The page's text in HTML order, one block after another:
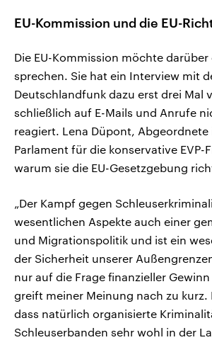
EU-Kommission und die EU-
Die EU-Kommission möchte
sprechen. Sie hat ein Interview mit
Deutschlandfunk dazu erst drei Mal
schließlich auf E-Mails und Anrufe
reagiert. Lena Düpont, Abgeordnete
Parlament für die konservative EVP-
warum sie die EU-Gesetzgebung
„Der Kampf gegen
wesentlichen Aspekte auch einer
und Migrationspolitik und ist ein
der Sicherheit unserer
nur auf die Frage finanzieller
greift meiner Meinung nach zu kurz.
dass natürlich organisierte
Schleuserbanden sehr wohl in der